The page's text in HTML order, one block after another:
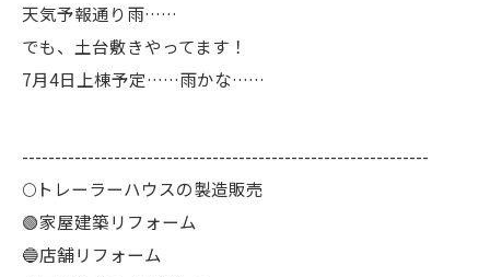
天気予報通り雨……
でも、土台敷きやってます！
7月4日上棟予定……雨かな……
--------------------------------------------------------------
🌕️トレーラーハウスの製造販売
🟢家屋建築リフォーム
🔵店舗リフォーム